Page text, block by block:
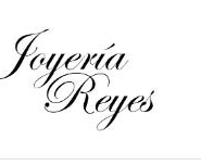
|
Aros